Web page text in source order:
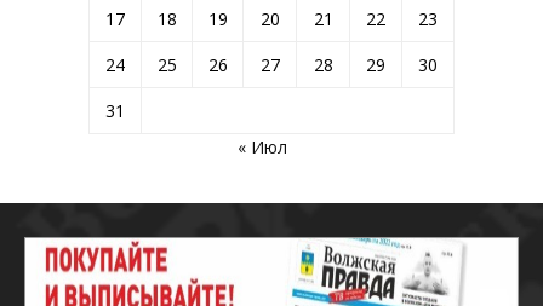
17
18 19 20 21 22
23
24
25 26 27 28 29
30
31
« Июл